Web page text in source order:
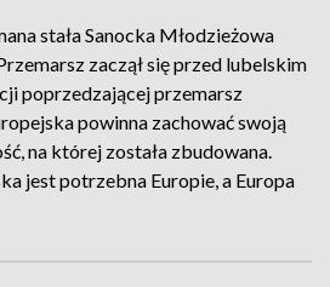
stała Sanocka Młodzieżowa
zaczął się przed lubelskim
poprzedzającej przemarsz
powinna zachować swoją
na której została zbudowana.
jest potrzebna Europie, a Europa